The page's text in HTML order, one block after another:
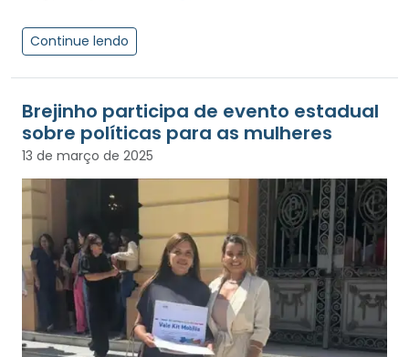
Continue lendo
Brejinho participa de evento estadual
sobre políticas para as mulheres
13 de março de 2025